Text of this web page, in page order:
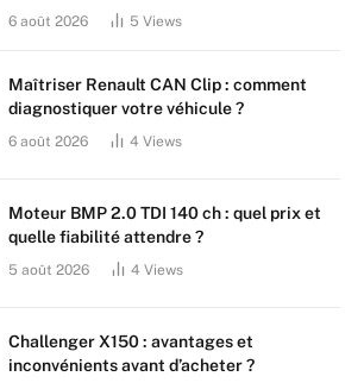
6 août 2026 5 Views
Maîtriser Renault CAN Clip : comment
diagnostiquer votre véhicule ?
6 août 2026 4 Views
Moteur BMP 2.0 TDI 140 ch : quel prix et
quelle fiabilité attendre ?
5 août 2026 4 Views
Challenger X150 : avantages et
inconvénients avant d’acheter ?